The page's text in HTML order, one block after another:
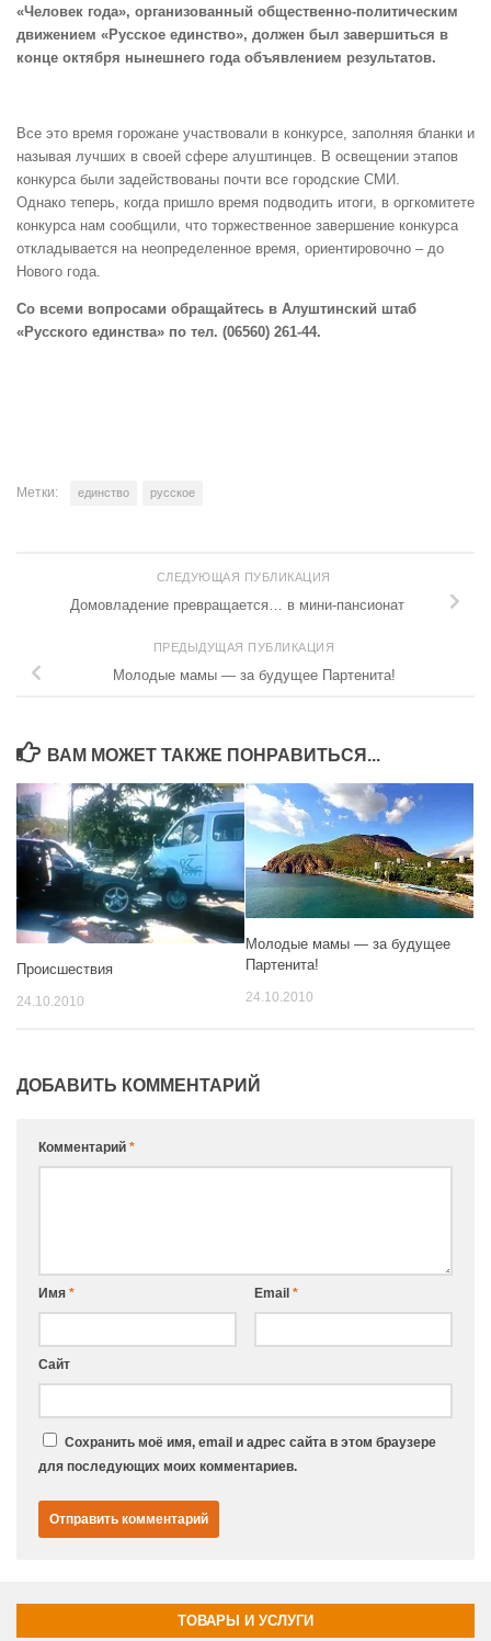
«Человек года», организованный общественно-политическим
движением «Русское единство», должен был завершиться в
конце октября нынешнего года объявлением результатов.
Все это время горожане участвовали в конкурсе, заполняя бланки и
называя лучших в своей сфере алуштинцев. В освещении этапов
конкурса были задействованы почти все городские СМИ.
Однако теперь, когда пришло время подводить итоги, в оргкомитете
конкурса нам сообщили, что торжественное завершение конкурса
откладывается на неопределенное время, ориентировочно – до
Нового года.
Со всеми вопросами обращайтесь в Алуштинский штаб
«Русского единства» по тел. (06560) 261-44.
Метки: единство русское
СЛЕДУЮЩАЯ ПУБЛИКАЦИЯ
Домовладение превращается… в мини-пансионат
ПРЕДЫДУЩАЯ ПУБЛИКАЦИЯ
Молодые мамы — за будущее Партенита!
ВАМ МОЖЕТ ТАКЖЕ ПОНРАВИТЬСЯ...
Происшествия
24.10.2010
Молодые мамы — за будущее
Партенита!
24.10.2010
ДОБАВИТЬ КОММЕНТАРИЙ
Комментарий *
Имя * Email *
Сайт
Сохранить моё имя, email и адрес сайта в этом браузере
для последующих моих комментариев.
ТОВАРЫ И УСЛУГИ